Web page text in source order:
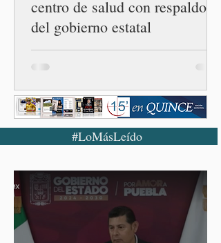
centro de salud con respaldo
del gobierno estatal
#LoMásLeído